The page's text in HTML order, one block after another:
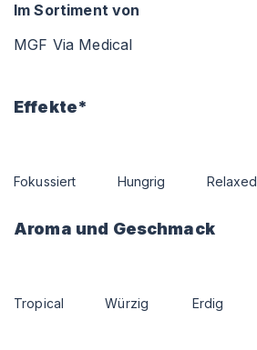
Im Sortiment von
MGF Via Medical
Effekte*
Fokussiert Hungrig Relaxed
Aroma und Geschmack
Tropical Würzig Erdig